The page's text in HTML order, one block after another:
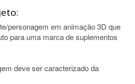
personagem em animação 3D que
para uma marca de suplementos
deve ser caracterizado da